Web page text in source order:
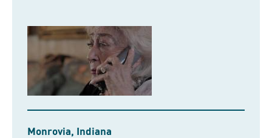
Monrovia, Indiana